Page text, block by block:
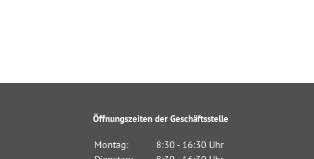
Öffnungszeiten der Geschäftsstelle
Montag:
8:30 - 16:30 Uhr